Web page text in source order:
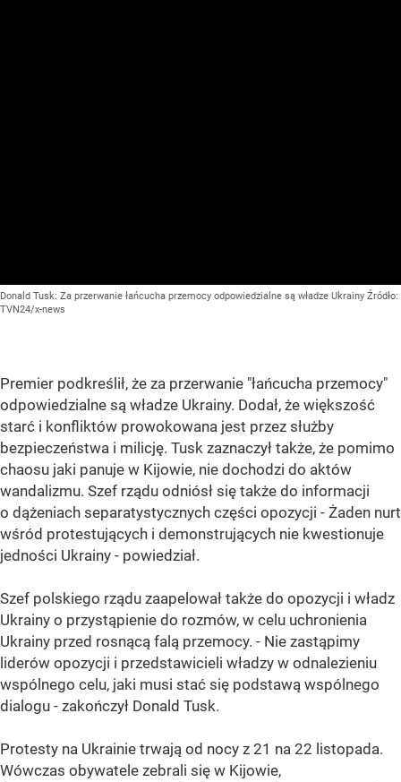
Donald Tusk: Za przerwanie łańcucha przemocy odpowiedzialne są władze Ukrainy Źródło:
TVN24/x-news
Premier podkreślił, że za przerwanie "łańcucha przemocy"
odpowiedzialne są władze Ukrainy. Dodał, że większość
starć i konfliktów prowokowana jest przez służby
bezpieczeństwa i milicję. Tusk zaznaczył także, że pomimo
chaosu jaki panuje w Kijowie, nie dochodzi do aktów
wandalizmu. Szef rządu odniósł się także do informacji
o dążeniach separatystycznych części opozycji - Żaden nurt
wśród protestujących i demonstrujących nie kwestionuje
jedności Ukrainy - powiedział.
Szef polskiego rządu zaapelował także do opozycji i władz
Ukrainy o przystąpienie do rozmów, w celu uchronienia
Ukrainy przed rosnącą falą przemocy. - Nie zastąpimy
liderów opozycji i przedstawicieli władzy w odnalezieniu
wspólnego celu, jaki musi stać się podstawą wspólnego
dialogu - zakończył Donald Tusk.
Protesty na Ukrainie trwają od nocy z 21 na 22 listopada.
Wówczas obywatele zebrali się w Kijowie,